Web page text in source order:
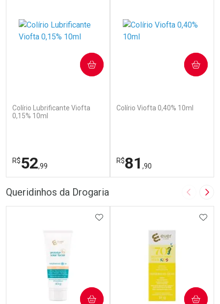
Colírio Lubrificante Viofta
0,15% 10ml
R$52,99
COMPRAR
Colírio Viofta 0,40% 10ml
R$81 ,90
COMPRAR
Queridinhos da Drogaria Imagem
ADICIONAR AOS FAVORITOS
COMPRAR COMPRAR